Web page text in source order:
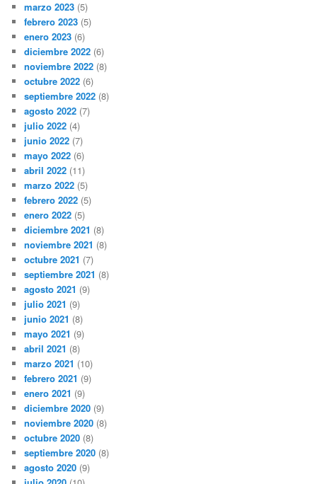
marzo 2023 (5)
febrero 2023 (5)
enero 2023 (6)
diciembre 2022 (6)
noviembre 2022 (8)
octubre 2022 (6)
septiembre 2022 (8)
agosto 2022 (7)
julio 2022 (4)
junio 2022 (7)
mayo 2022 (6)
abril 2022 (11)
marzo 2022 (5)
febrero 2022 (5)
enero 2022 (5)
diciembre 2021 (8)
noviembre 2021 (8)
octubre 2021 (7)
septiembre 2021 (8)
agosto 2021 (9)
julio 2021 (9)
junio 2021 (8)
mayo 2021 (9)
abril 2021 (8)
marzo 2021 (10)
febrero 2021 (9)
enero 2021 (9)
diciembre 2020 (9)
noviembre 2020 (8)
octubre 2020 (8)
septiembre 2020 (8)
agosto 2020 (9)